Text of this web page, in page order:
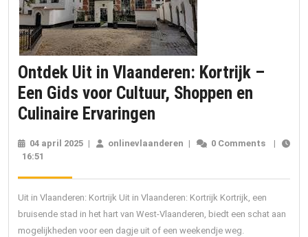
Ontdek Uit in Vlaanderen: Kortrijk –
Een Gids voor Cultuur, Shoppen en
Culinaire Ervaringen
Vlaanderen:
Kortrijk
–
04 april 2025 04
| onlinevlaanderen onlinevlaanderen
| 0 Comments
|
16:51
Uit in Vlaanderen: Kortrijk Uit in Vlaanderen: Kortrijk Kortrijk, een
bruisende stad in het hart van West-Vlaanderen, biedt een schat aan
mogelijkheden voor een dagje uit of een weekendje weg.